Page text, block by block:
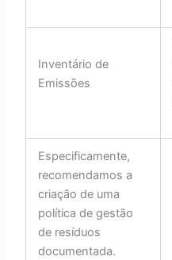
Inventário de
Emissões
Especificamente,
recomendamos a
criação de uma
política de gestão
de resíduos
documentada.